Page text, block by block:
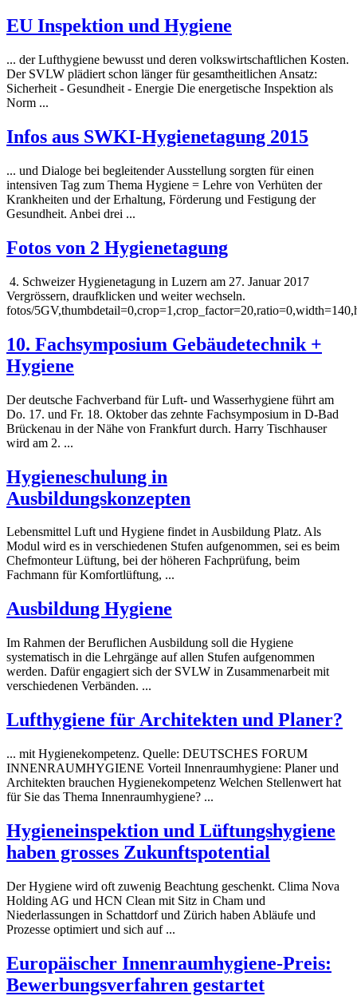
EU Inspektion und Hygiene
... der Lufthygiene bewusst und deren volkswirtschaftlichen Kosten.
Der SVLW plädiert schon länger für gesamtheitlichen Ansatz:
Sicherheit - Gesundheit - Energie Die energetische Inspektion als
Norm ...
Infos aus SWKI-Hygienetagung 2015
... und Dialoge bei begleitender Ausstellung sorgten für einen
intensiven Tag zum Thema Hygiene = Lehre von Verhüten der
Krankheiten und der Erhaltung, Förderung und Festigung der
Gesundheit. Anbei drei ...
Fotos von 2 Hygienetagung
4. SchweizerHygienetagung in Luzern am 27. Januar 2017
Vergrössern, draufklicken und weiter wechseln.
fotos/
10. Fachsymposium Gebäudetechnik +
Hygiene
Der deutsche Fachverband für Luft- und Wasserhygiene führt am
Do. 17. und Fr. 18. Oktober das zehnte Fachsymposium in D-Bad
Brückenau in der Nähe von Frankfurt durch. Harry Tischhauser
wird am 2. ...
Hygieneschulung in
Ausbildungskonzepten
Lebensmittel Luft und Hygiene findet in Ausbildung Platz. Als
Modul wird es in verschiedenen Stufen aufgenommen, sei es beim
Chefmonteur Lüftung, bei der höheren Fachprüfung, beim
Fachmann für Komfortlüftung, ...
Ausbildung Hygiene
Im Rahmen der Beruflichen Ausbildung soll die Hygiene
systematisch in die Lehrgänge auf allen Stufen aufgenommen
werden. Dafür engagiert sich der SVLW in Zusammenarbeit mit
verschiedenen Verbänden. ...
Lufthygiene für Architekten und Planer?
... mit Hygienekompetenz. Quelle: DEUTSCHES FORUM
INNENRAUMHYGIENE Vorteil Innenraumhygiene: Planer und
Architekten brauchen Hygienekompetenz Welchen Stellenwert hat
für Sie das Thema Innenraumhygiene? ...
Hygieneinspektion und Lüftungshygiene
haben grosses Zukunftspotential
DerHygiene wird oft zuwenig Beachtung geschenkt. Clima Nova
Holding AG und HCN Clean mit Sitz in Cham und
Niederlassungen in Schattdorf und Zürich haben Abläufe und
Prozesse optimiert und sich auf ...
Europäischer Innenraumhygiene-Preis:
Bewerbungsverfahren gestartet